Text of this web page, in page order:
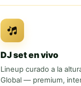
DJ set en vivo
Lineup curado a la
Global — premium,